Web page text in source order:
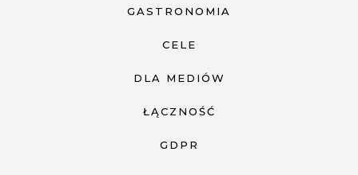
GASTRONOMIA
CELE
DLA MEDIÓW
ŁĄCZNOŚĆ
GDPR